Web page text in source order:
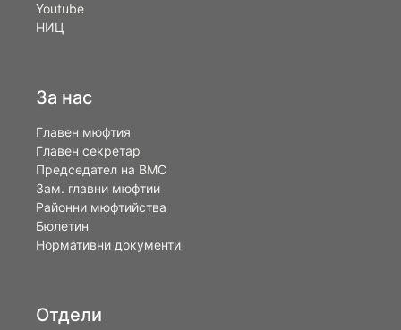
Youtube
НИЦ
За нас
Главен мюфтия
Главен секретар
Председател на ВМС
Зам. главни мюфтии
Районни мюфтийства
Бюлетин
Нормативни документи
Отдели